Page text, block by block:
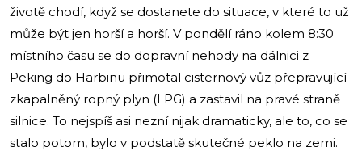
životě chodí, když se dostanete do situace, v které to už
může být jen horší a horší. V pondělí ráno kolem 8:30
místního času se do dopravní nehody na dálnici z
Peking do Harbinu přimotal cisternový vůz přepravující
zkapalněný ropný plyn (LPG) a zastavil na pravé straně
silnice. To nejspíš asi nezní nijak dramaticky, ale to, co se
stalo potom, bylo v podstatě skutečné peklo na zemi.